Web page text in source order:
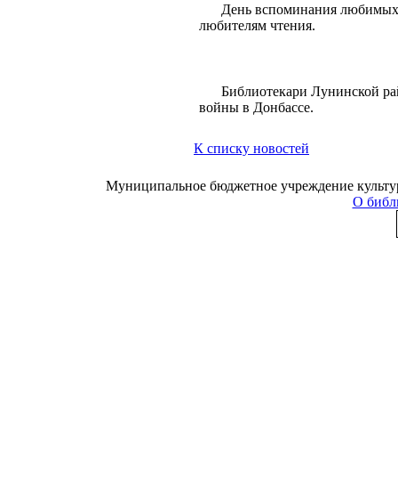
День вспоминания
любителям чтения.
Библиотекари Лунинской
войны в Донбассе.
К списку новостей
Муниципальное бюджетное учреждение
О